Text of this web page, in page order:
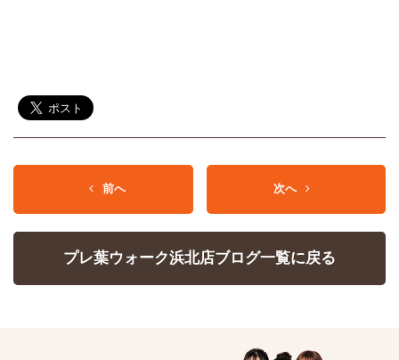
前へ 次へ
プレ葉ウォーク浜北店ブログ一覧に戻る